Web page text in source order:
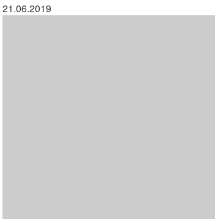
21.06.2019